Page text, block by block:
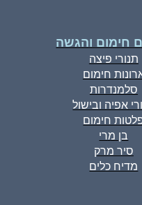
חימום והגשה
תנורי פיצה
חימום
סלמנדרות
אפיה ובישול
חימום
בן מרי
סיר מרק
מדיח כלים